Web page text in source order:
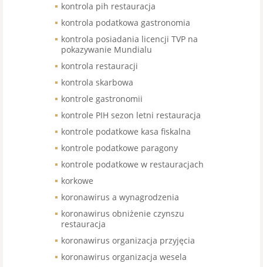
kontrola pih restauracja
kontrola podatkowa gastronomia
kontrola posiadania licencji TVP na
pokazywanie Mundialu
kontrola restauracji
kontrola skarbowa
kontrole gastronomii
kontrole PIH sezon letni restauracja
kontrole podatkowe kasa fiskalna
kontrole podatkowe paragony
kontrole podatkowe w restauracjach
korkowe
koronawirus a wynagrodzenia
koronawirus obniżenie czynszu
restauracja
koronawirus organizacja przyjęcia
koronawirus organizacja wesela